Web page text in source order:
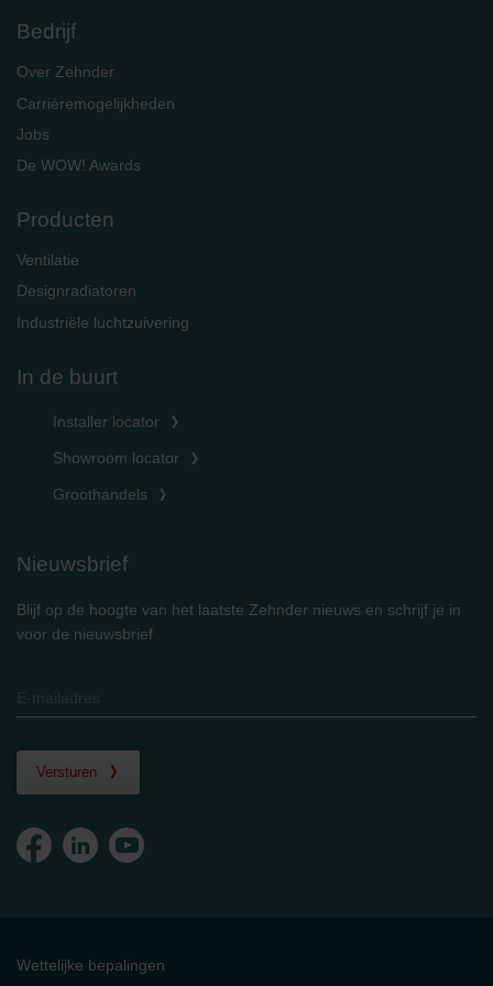
Bedrijf
Over Zehnder
Carrièremogelijkheden
Jobs
De WOW! Awards
Producten
Ventilatie
Designradiatoren
Industriële luchtzuivering
In de buurt
Installer locator
Showroom locator
Groothandels
Nieuwsbrief
Blijf op de hoogte van het laatste Zehnder nieuws en schrijf je in
voor de nieuwsbrief
Versturen
Wettelijke bepalingen